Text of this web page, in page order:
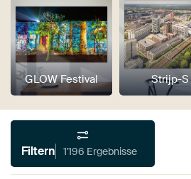
GLOW Festival Strijp-S
Filtern 1'196 Ergebnisse